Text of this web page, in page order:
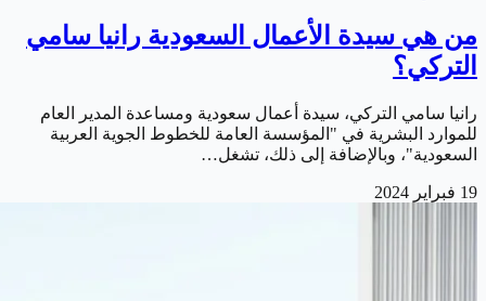
من هي سيدة الأعمال السعودية رانيا سامي
التركي؟
رانيا سامي التركي، سيدة أعمال سعودية ومساعدة المدير العام
للموارد البشرية في "المؤسسة العامة للخطوط الجوية العربية
السعودية"، وبالإضافة إلى ذلك، تشغل…
19 فبراير 2024